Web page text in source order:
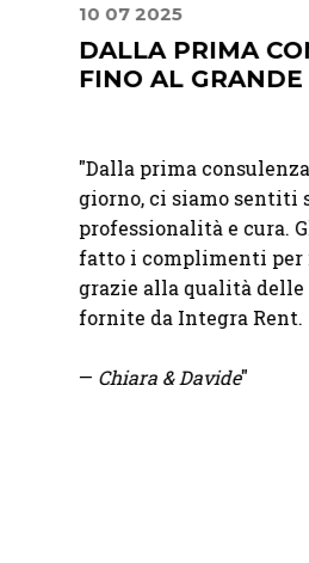
10 07 2025
DALLA PRIMA
FINO AL GRANDE
"Dalla prima consulenza
giorno, ci siamo sentiti
professionalità e cura.
fatto i complimenti per i
grazie alla qualità delle
fornite da Integra Rent.
Chiara & Davide"